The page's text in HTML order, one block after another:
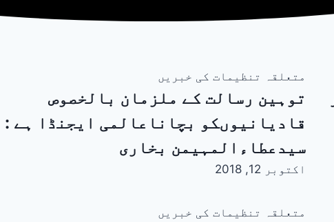
متعلقہ تنظیمات کی خبریں
توہین رسالت کے ملزمان بالخصوص
قادیانیوںکو بچاناعالمی ایجنڈا ہے :
سیدعطاءالمہیمن بخاری
اکتوبر 12, 2018
متعلقہ تنظیمات کی خبریں